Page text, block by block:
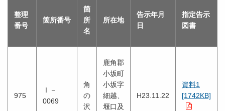
整理
番号
箇所番号
箇
所
名
所在地
告示年月
日
指定告示
図書
975
Ⅰ－
0069
角
の
沢
鹿角郡
小坂町
小坂字
細越、
堰口及
H23.11.22
資料1
[1742KB]